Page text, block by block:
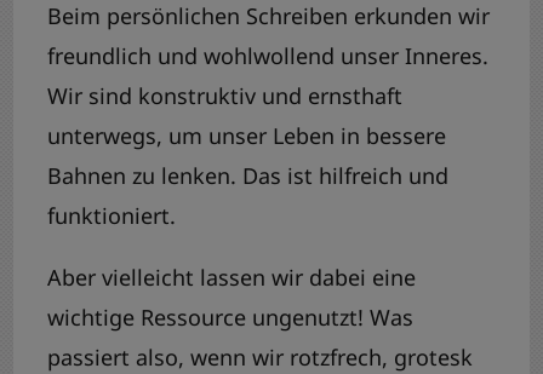
Beim persönlichen Schreiben erkunden wir
freundlich und wohlwollend unser Inneres.
Wir sind konstruktiv und ernsthaft
unterwegs, um unser Leben in bessere
Bahnen zu lenken. Das ist hilfreich und
funktioniert.
Aber vielleicht lassen wir dabei eine
wichtige Ressource ungenutzt! Was
passiert also, wenn wir rotzfrech, grotesk